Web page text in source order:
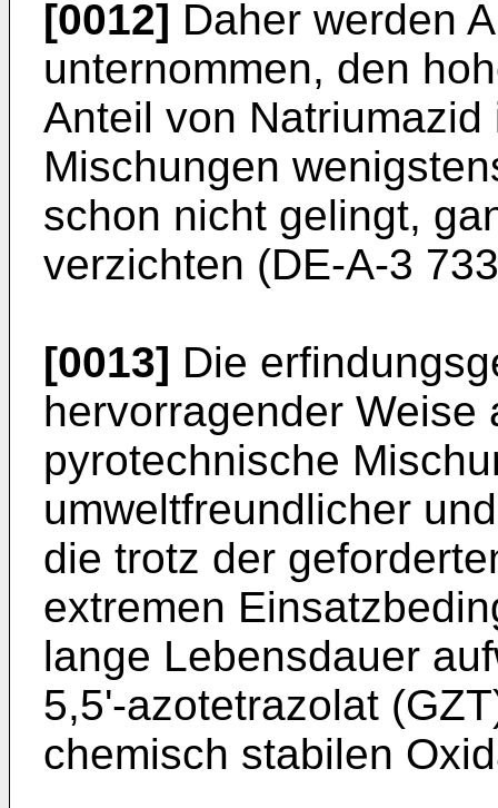
[0012] Daher werden
unternommen, den
Anteil von
Mischungen
schon nicht gelingt,
verzichten (DE-A-3
[0013] Die
hervorragender Weise
pyrotechnische
umweltfreundlicher
die trotz der
extremen
lange Lebensdauer
5,5'-azotetrazolat
chemisch stabilen